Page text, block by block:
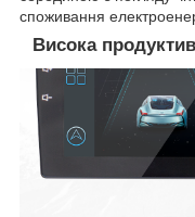
споживання
Висока